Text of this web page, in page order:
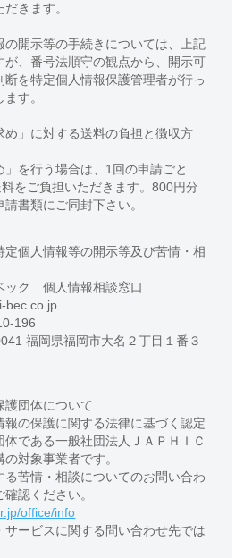
きます。
の開示等の手続きについては、上記
が、番号法順守の観点から、開示可
断を特定個人情報保護管理者が行っ
す。
め」に対する送料の負担と徴収方
」を行う場合は、1回の申請ごと
をご負担いただきます。800円分
書類にご同封下さい。
定個人情報等の開示等及び苦情・相
ック 個人情報相談窓口
bec.co.jp
196
福岡県福岡市大名２丁目１番３
護団体について
報の保護に関する法律に基づく認定
体である一般社団法人ＪＡＰＨＩＣ
対象事業者です。
る苦情・相談についてのお問い合わ
認ください。
office/info
ービスに関する問い合わせ先では